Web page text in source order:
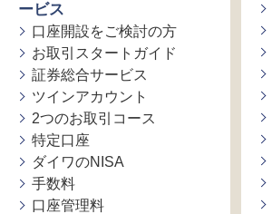
ービス
口座開設をご検討の方
お取引スタートガイド
証券総合サービス
ツインアカウント
2つのお取引コース
特定口座
ダイワのNISA
手数料
口座管理料